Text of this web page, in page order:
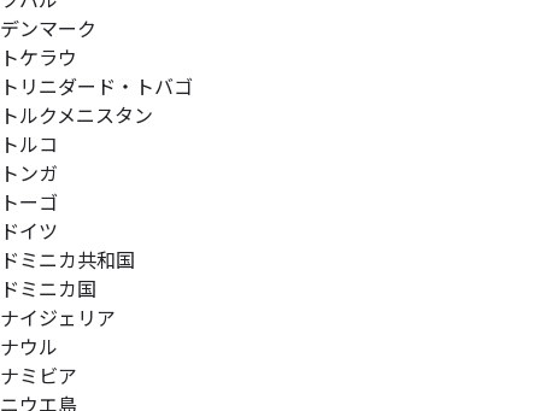
デンマーク
トケラウ
トリニダード・トバゴ
トルクメニスタン
トルコ
トンガ
トーゴ
ドイツ
ドミニカ共和国
ドミニカ国
ナイジェリア
ナウル
ナミビア
ニウエ島